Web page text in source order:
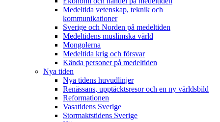
Medeltida vetenskap, teknik och
kommunikationer
Sverige och Norden på medeltiden
Medeltidens muslimska värld
Mongolerna
Medeltida krig och försvar
Kända personer på medeltiden
Nya tiden
Nya tidens huvudlinjer
Renässans, upptäcktsresor och en ny världsbild
Reformationen
Vasatidens Sverige
Stormaktstidens Sverige